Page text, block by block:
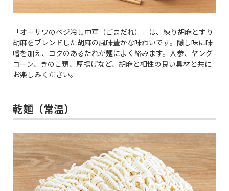
「オーサワのベジ冷し中華（ごまだれ）」は、練り胡麻とすり
胡麻をブレンドした胡麻の風味豊かな味わいです。隠し味に味
噌を加え、コクのあるたれが麺によく絡みます。人参、ヤング
コーン、きのこ類、厚揚げなど、胡麻と相性の良い具材と共に
お楽しみください。
乾麺（常温）